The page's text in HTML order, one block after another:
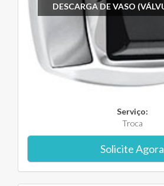
DESCARGA DE VASO
Serviço:
Troca
Solicite Agora